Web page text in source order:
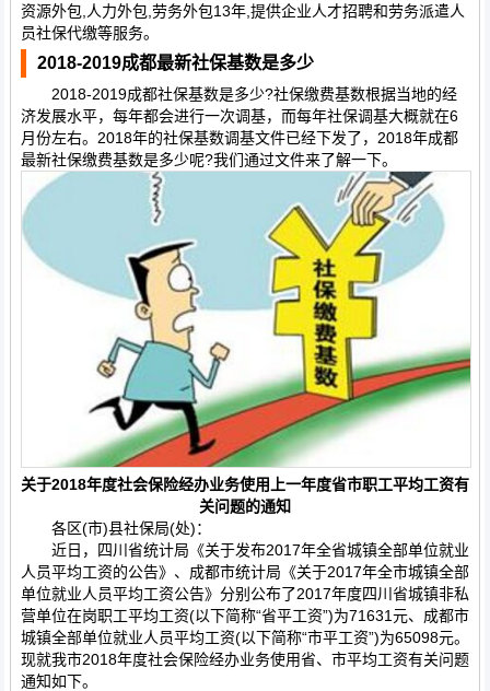
资源外包,人力外包,劳务外包13年,提供企业人才招聘和劳务派遣人
员社保代缴等服务。
2018-2019成都最新社保基数是多少
2018-2019成都社保基数是多少?社保缴费基数根据当地的经
济发展水平，每年都会进行一次调基，而每年社保调基大概就在6
月份左右。2018年的社保基数调基文件已经下发了，2018年成都
最新社保缴费基数是多少呢?我们通过文件来了解一下。
关于2018年度社会保险经办业务使用上一年度省市职工平均工资有
关问题的通知
各区(市)县社保局(处)：
近日，四川省统计局《关于发布2017年全省城镇全部单位就业
人员平均工资的公告》、成都市统计局《关于2017年全市城镇全部
单位就业人员平均工资公告》分别公布了2017年度四川省城镇非私
营单位在岗职工平均工资(以下简称“省平工资”)为71631元、成都市
城镇全部单位就业人员平均工资(以下简称“市平工资”)为65098元。
现就我市2018年度社会保险经办业务使用省、市平均工资有关问题
通知如下。